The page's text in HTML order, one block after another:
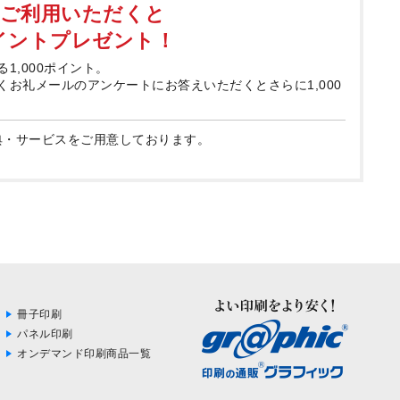
利用いただくと
トプレゼント！
1,000ポイント。
お礼メールのアンケートにお答えいただくとさらに1,000
サービスをご用意しております。
冊子印刷
パネル印刷
オンデマンド印刷商品一覧